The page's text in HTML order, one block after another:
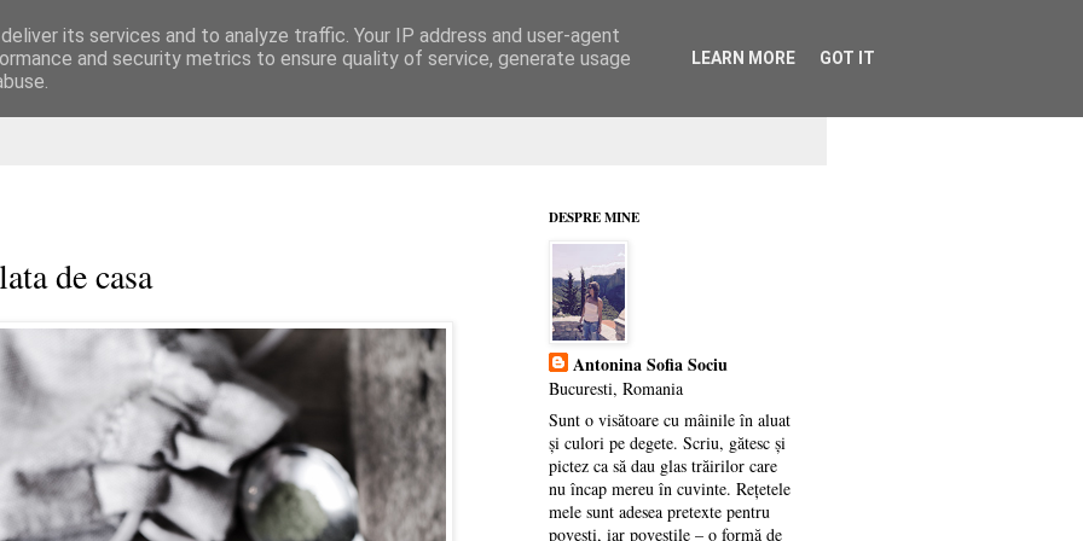
de casa
DESPRE MINE
Antonina Sofia Sociu
Bucuresti, Romania
Sunt o visătoare cu mâinile în aluat
și culori pe degete. Scriu, gătesc și
pictez ca să dau glas trăirilor care
nu încap mereu în cuvinte. Rețetele
mele sunt adesea pretexte pentru
povești, iar poveștile – o formă de
its services and to analyze traffic. Your IP address and user-agent
and security metrics to ensure quality of service, generate usage
LEARN MORE GOT IT